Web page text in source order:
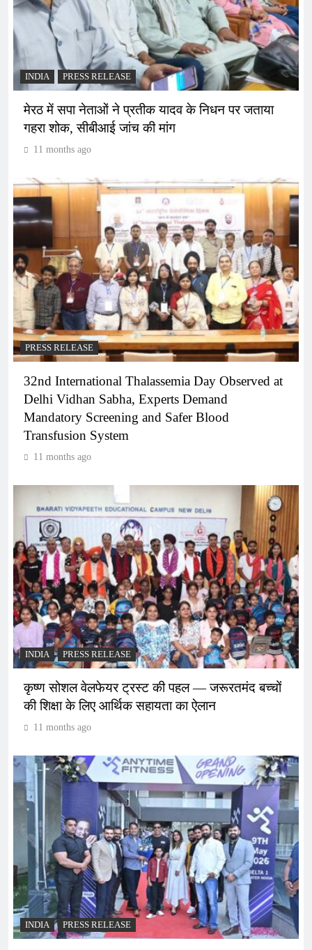
INDIA PRESS RELEASE
मेरठ में सपा नेताओं ने प्रतीक यादव के निधन पर जताया
गहरा शोक, सीबीआई जांच की मांग
11 months ago
PRESS RELEASE
32nd International Thalassemia Day Observed at
Delhi Vidhan Sabha, Experts Demand
Mandatory Screening and Safer Blood
Transfusion System
11 months ago
INDIA PRESS RELEASE
कृष्ण सोशल वेलफेयर ट्रस्ट की पहल — जरूरतमंद बच्चों
की शिक्षा के लिए आर्थिक सहायता का ऐलान
11 months ago
INDIA PRESS RELEASE